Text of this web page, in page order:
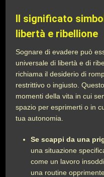
Il significato
libertà e ribellione
Sognare di evadere può
universale di libertà e di
richiama il desiderio di
restrittivo o ingiusto.
momenti della vita in cui
spazio per esprimerti o in
tua autonomia.
Se scappi da una
una situazione
come un lavoro
una routine opprimente.